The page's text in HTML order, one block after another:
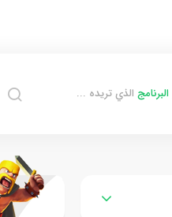
البرنامج الذي تريده ...